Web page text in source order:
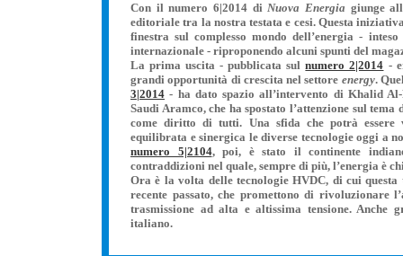
Con il numero 6|2014 diNuova Energia giunge
editoriale tra la nostra testata e cesi. Questa
finestra sul complesso mondo dell’energia -
internazionale - riproponendo alcuni spunti del
La prima uscita - pubblicata sulnumero 2|2014 -
grandi opportunità di crescita nel settore energy.
3|2014 - ha dato spazio all’intervento di Khalid
Saudi Aramco, che ha spostato l’attenzione sul tema
come diritto di tutti. Una sfida che potrà essere
equilibrata e sinergica le diverse tecnologie oggi a
numero 5|2104, poi, è stato il continente
contraddizioni nel quale, sempre di più, l’energia è
Ora è la volta delle tecnologie HVDC, di cui questa
recente passato, che promettono di rivoluzionare
trasmissione ad alta e altissima tensione. Anche
italiano.